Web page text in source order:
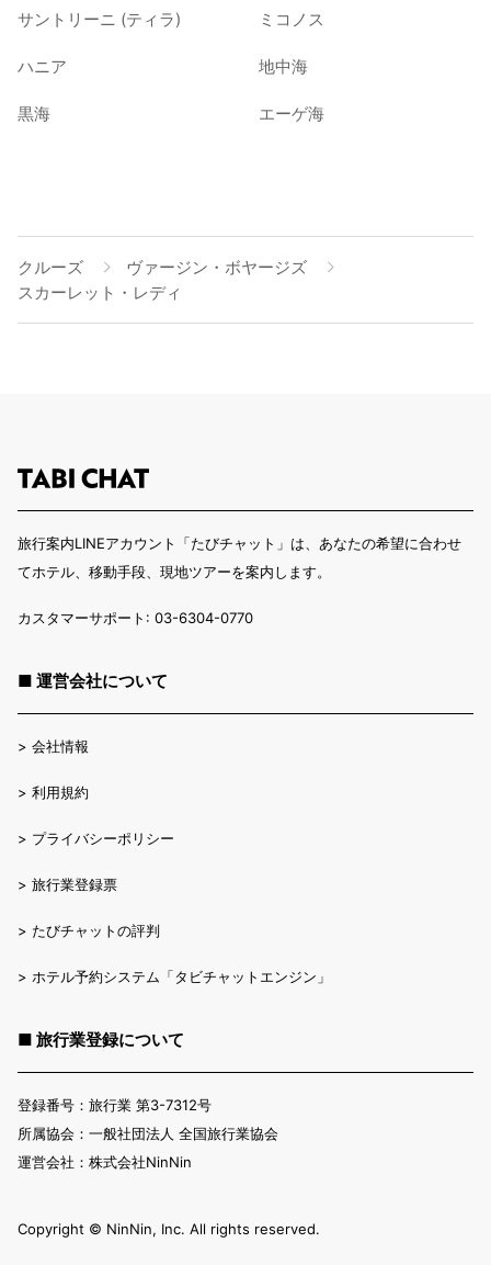
サントリーニ (ティラ) ミコノス
ハニア 地中海
黒海 エーゲ海
クルーズ
ヴァージン・ボヤージズ
スカーレット・レディ
旅行案内LINEアカウント「たびチャット」は、あなたの希望に合わせ
てホテル、移動手段、現地ツアーを案内します。
カスタマーサポート: 03-6304-0770
■ 運営会社について
> 会社情報
> 利用規約
> プライバシーポリシー
> 旅行業登録票
> たびチャットの評判
> ホテル予約システム「タビチャットエンジン」
■ 旅行業登録について
登録番号：旅行業 第3-7312号
所属協会：一般社団法人 全国旅行業協会
運営会社：株式会社NinNin
Copyright ©︎ NinNin, Inc. All rights reserved.